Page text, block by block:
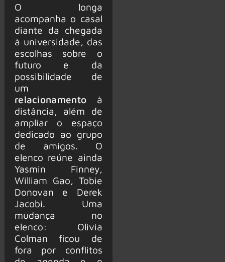
O longa
acompanha o casal
diante da chegada
à universidade, das
escolhas sobre o
futuro e da
possibilidade de
um
relacionamento à
distância, além de
ampliar o espaço
dedicado ao grupo
de amigos. O
elenco reúne ainda
Yasmin Finney,
William Gao, Tobie
Donovan e Derek
Jacobi. Uma
mudança no
elenco: Olivia
Colman ficou de
fora por conflitos